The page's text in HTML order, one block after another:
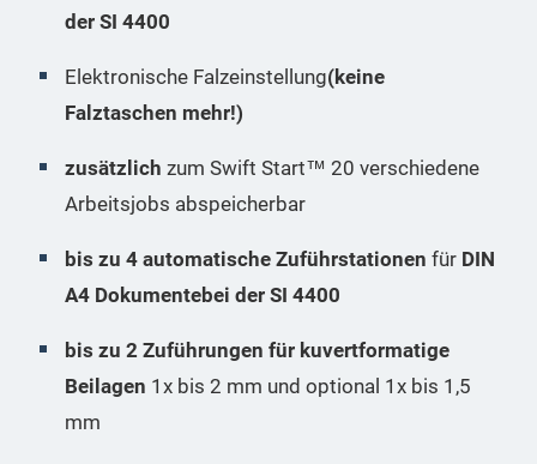
der SI 4400
Elektronische Falzeinstellung(keine
Falztaschen mehr!)
zusätzlich zum Swift Start™ 20 verschiedene
Arbeitsjobs abspeicherbar
bis zu 4 automatische Zuführstationen für DIN
A4 Dokumentebei der SI 4400
bis zu 2 Zuführungen für kuvertformatige
Beilagen 1x bis 2 mm und optional 1x bis 1,5
mm